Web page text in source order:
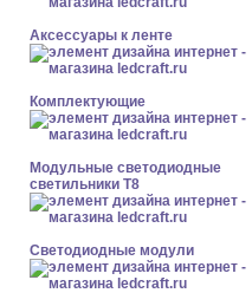
Аксессуары к ленте
Комплектующие
Модульные светодиодные
светильники Т8
Светодиодные модули